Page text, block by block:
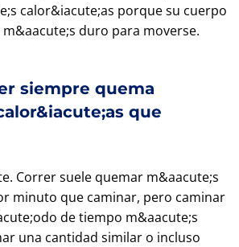
calor&iacute;as porque su cuerpo
duro para moverse.
siempre quema
que
Correr suele quemar m&aacute;s
minuto que caminar, pero caminar
de tiempo m&aacute;s
una cantidad similar o incluso